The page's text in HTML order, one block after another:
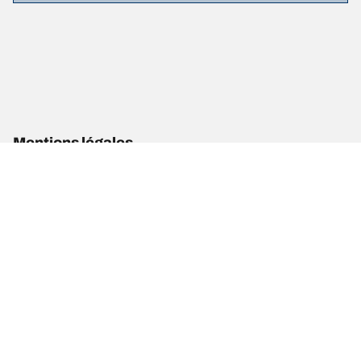
Mentions légales